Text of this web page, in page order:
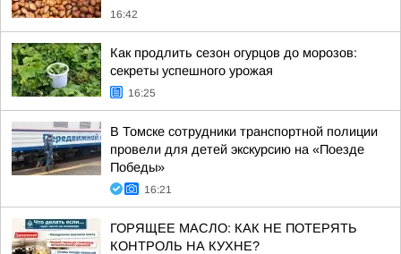
16:42
Как продлить сезон огурцов до морозов:
секреты успешного урожая
16:25
В Томске сотрудники транспортной полиции
провели для детей экскурсию на «Поезде
Победы»
16:21
ГОРЯЩЕЕ МАСЛО: КАК НЕ ПОТЕРЯТЬ
КОНТРОЛЬ НА КУХНЕ?